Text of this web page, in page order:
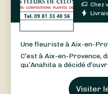
Chez
Une fleuriste à Aix-en-
C’est à Aix-en-Provence,
qu’Anahita a décidé
Visiter